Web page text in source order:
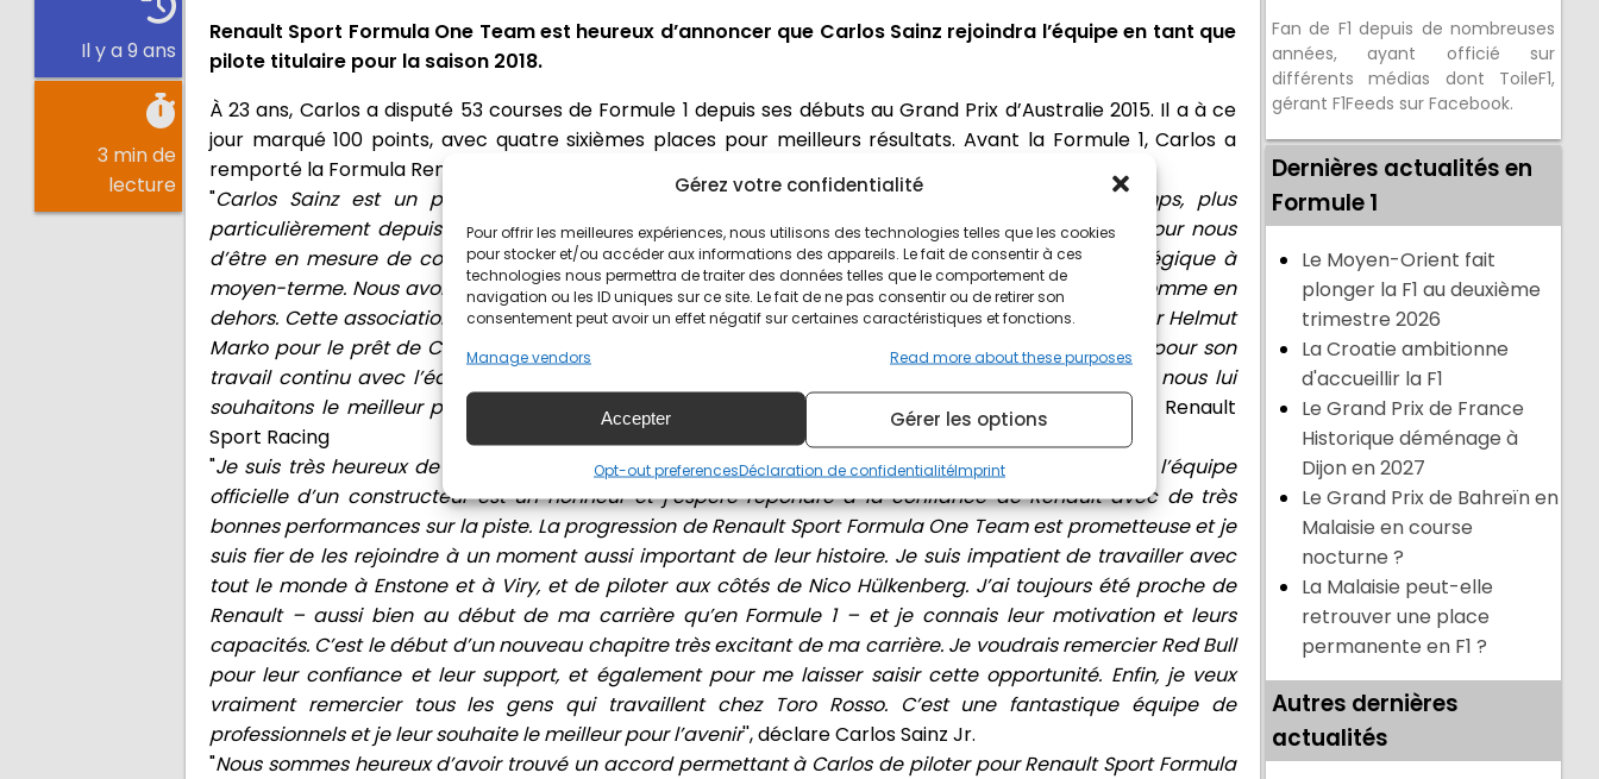
Gérez votre confidentialité
Pour offrir les meilleures expériences, nous utilisons des technologies telles que les cookies
pour stocker et/ou accéder aux informations des appareils. Le fait de consentir à ces
technologies nous permettra de traiter des données telles que le comportement de
navigation ou les ID uniques sur ce site. Le fait de ne pas consentir ou de retirer son
consentement peut avoir un effet négatif sur certaines caractéristiques et fonctions.
Manage vendors
Read more about these purposes
Accepter Gérer les options
Opt-out preferencesDéclaration de confidentialitéImprint
Il y a 9 ans
3 min de
lecture
Renault Sport Formula One Team est heureux d’annoncer que Carlos Sainz rejoindra l’équipe en tant que
pilote titulaire pour la saison 2018.
À 23 ans, Carlos a disputé 53 courses de Formule 1 depuis ses débuts au Grand Prix d’Australie 2015. Il a à ce
jour marqué 100 points, avec quatre sixièmes places pour meilleurs résultats. Avant la Formule 1, Carlos a
remporté la Formula Renault 3.5 Series en 2014, ainsi que la Formula Renault 2.0 NEC en 2011.
"Carlos Sainz est un pilote très prometteur. Il est dans notre radar depuis un certain temps, plus
particulièrement depuis ses succès dans les formules de promotion Renault. C’est très positif pour nous
d’être en mesure de confirmer Carlos pour 2018. C’est un choix en phase avec notre plan stratégique à
moyen-terme. Nous avons le sentiment que Nico et Carlos seront complémentaires, sur la piste comme en
dehors. Cette association devrait nous aider à progresser dans la hiérarchie. Je voudrais remercier Helmut
Marko pour le prêt de Carlos pendant cette période. Nous devons aussi remercier Jolyon Palmer pour son
travail continu avec l’équipe et ses efforts ces deux dernières saisons. C’est un pilote dévoué et nous lui
souhaitons le meilleur pour la suite de sa carrière
'', déclare Cyril Abiteboul, Directeur Général de Renault
Sport Racing
"Je suis très heureux de rejoindre Renault Sport Formula One Team. Être pilote de Formule 1 pour l’équipe
officielle d’un constructeur est un honneur et j’espère répondre à la confiance de Renault avec de très
bonnes performances sur la piste. La progression de Renault Sport Formula One Team est prometteuse et je
suis fier de les rejoindre à un moment aussi important de leur histoire. Je suis impatient de travailler avec
tout le monde à Enstone et à Viry, et de piloter aux côtés de Nico Hülkenberg. J’ai toujours été proche de
Renault – aussi bien au début de ma carrière qu’en Formule 1 – et je connais leur motivation et leurs
capacités. C’est le début d’un nouveau chapitre très excitant de ma carrière. Je voudrais remercier Red Bull
pour leur confiance et leur support, et également pour me laisser saisir cette opportunité. Enfin, je veux
vraiment remercier tous les gens qui travaillent chez Toro Rosso. C’est une fantastique équipe de
professionnels et je leur souhaite le meilleur pour l’avenir'', déclare Carlos Sainz Jr.
"Nous sommes heureux d’avoir trouvé un accord permettant à Carlos de piloter pour Renault Sport Formula
Fan de F1 depuis de nombreuses
années, ayant officié sur
différents médias dont ToileF1,
gérant F1Feeds sur Facebook.
Dernières actualités en
Formule 1
Le Moyen-Orient fait
plonger la F1 au deuxième
trimestre 2026
La Croatie ambitionne
d'accueillir la F1
Le Grand Prix de France
Historique déménage à
Dijon en 2027
Le Grand Prix de Bahreïn en
Malaisie en course
nocturne ?
La Malaisie peut-elle
retrouver une place
permanente en F1 ?
Autres dernières
actualités